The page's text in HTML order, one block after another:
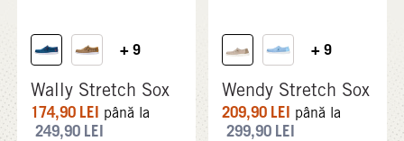
+ 9
Wally Stretch Sox
174,90 LEI până la
249,90 LEI
+ 9
Wendy Stretch Sox
209,90 LEI până la
299,90 LEI